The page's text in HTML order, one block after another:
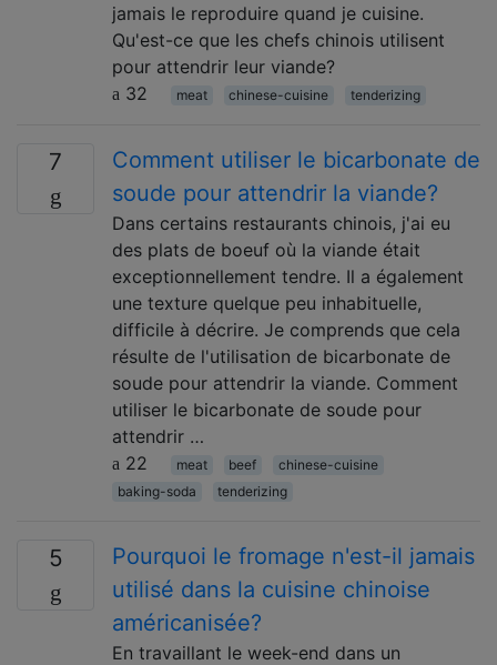
jamais le reproduire quand je cuisine.
Qu'est-ce que les chefs chinois utilisent
pour attendrir leur viande?
32
meat chinese-cuisine tenderizing
7
Comment utiliser le bicarbonate de
soude pour attendrir la viande?
Dans certains restaurants chinois, j'ai eu
des plats de boeuf où la viande était
exceptionnellement tendre. Il a également
une texture quelque peu inhabituelle,
difficile à décrire. Je comprends que cela
résulte de l'utilisation de bicarbonate de
soude pour attendrir la viande. Comment
utiliser le bicarbonate de soude pour
attendrir …
22
meat beef
chinese-cuisine
baking-soda
tenderizing
5
Pourquoi le fromage n'est-il jamais
utilisé dans la cuisine chinoise
américanisée?
En travaillant le week-end dans un